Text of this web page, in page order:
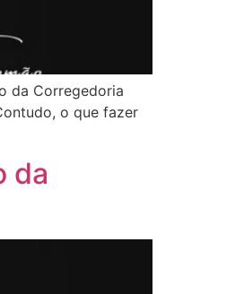
da Corregedoria
o que fazer
da